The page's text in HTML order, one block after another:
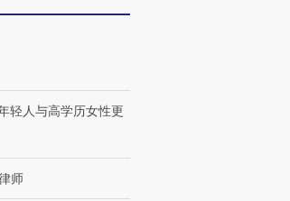
育部长拱下台
生活方式·第三对
住三大增长引擎是什么？
轻人与高学历女性更
师